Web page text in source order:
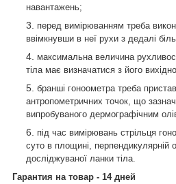
навантажень;
перед вимірюванням треба
ввімкнувши в неї рухи з дедалі
максимальна величина
тіла має визначатися з його
бранші гоноометра треба
антропометричних точок, що
випробуваного дермографічним
під час вимірювань стрільця
суто в площині, перпендикулярній
досліджуваної ланки тіла.
Гарантия на товар - 14 дней